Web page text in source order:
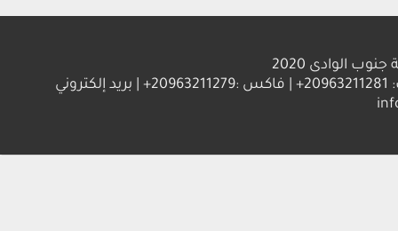
2020
العنوان : جامعة جنوب الوادي 83523 قنا - جمهورية مصر العربية | ت: 20963211281+ | فاكس :20963211279+ | بريد إلكتروني